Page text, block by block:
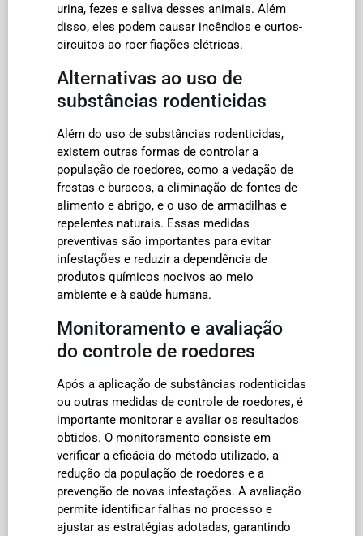
urina, fezes e saliva desses animais. Além
disso, eles podem causar incêndios e curtos-
circuitos ao roer fiações elétricas.
Alternativas ao uso de
substâncias rodenticidas
Além do uso de substâncias rodenticidas,
existem outras formas de controlar a
população de roedores, como a vedação de
frestas e buracos, a eliminação de fontes de
alimento e abrigo, e o uso de armadilhas e
repelentes naturais. Essas medidas
preventivas são importantes para evitar
infestações e reduzir a dependência de
produtos químicos nocivos ao meio
ambiente e à saúde humana.
Monitoramento e avaliação
do controle de roedores
Após a aplicação de substâncias rodenticidas
ou outras medidas de controle de roedores, é
importante monitorar e avaliar os resultados
obtidos. O monitoramento consiste em
verificar a eficácia do método utilizado, a
redução da população de roedores e a
prevenção de novas infestações. A avaliação
permite identificar falhas no processo e
ajustar as estratégias adotadas, garantindo